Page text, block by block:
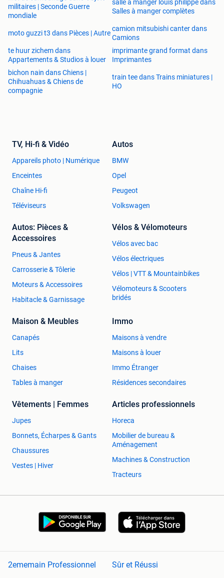
militaires | Seconde Guerre
mondiale
salle a manger louis philippe dans
Salles à manger complètes
moto guzzi t3 dans Pièces | Autre
camion mitsubishi canter dans
Camions
te huur zichem dans
Appartements & Studios à louer
imprimante grand format dans
Imprimantes
bichon nain dans Chiens |
Chihuahuas & Chiens de
compagnie
train tee dans Trains miniatures |
HO
TV, Hi-fi & Vidéo
Appareils photo | Numérique
Enceintes
Chaîne Hi-fi
Téléviseurs
Autos
BMW
Opel
Peugeot
Volkswagen
Autos: Pièces &
Accessoires
Pneus & Jantes
Carrosserie & Tôlerie
Moteurs & Accessoires
Habitacle & Garnissage
Vélos & Vélomoteurs
Vélos avec bac
Vélos électriques
Vélos | VTT & Mountainbikes
Vélomoteurs & Scooters
bridés
Maison & Meubles
Canapés
Lits
Chaises
Tables à manger
Immo
Maisons à vendre
Maisons à louer
Immo Étranger
Résidences secondaires
Vêtements | Femmes
Jupes
Bonnets, Écharpes & Gants
Chaussures
Vestes | Hiver
Articles professionnels
Horeca
Mobilier de bureau &
Aménagement
Machines & Construction
Tracteurs
2ememain Professionnel Sûr et Réussi